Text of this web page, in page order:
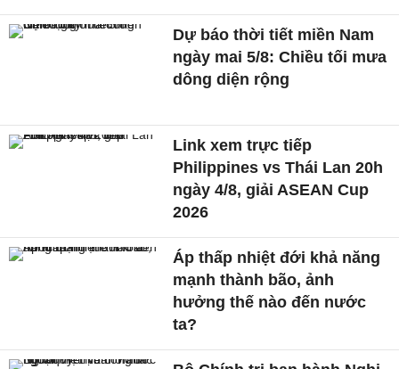
Dự báo thời tiết miền Nam
ngày mai 5/8: Chiều tối mưa
dông diện rộng
Link xem trực tiếp
Philippines vs Thái Lan 20h
ngày 4/8, giải ASEAN Cup
2026
Áp thấp nhiệt đới khả năng
mạnh thành bão, ảnh
hưởng thế nào đến nước
ta?